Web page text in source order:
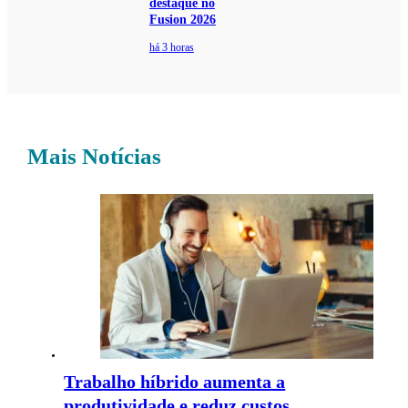
destaque no
Fusion 2026
há 3 horas
Mais Notícias
Trabalho híbrido aumenta a